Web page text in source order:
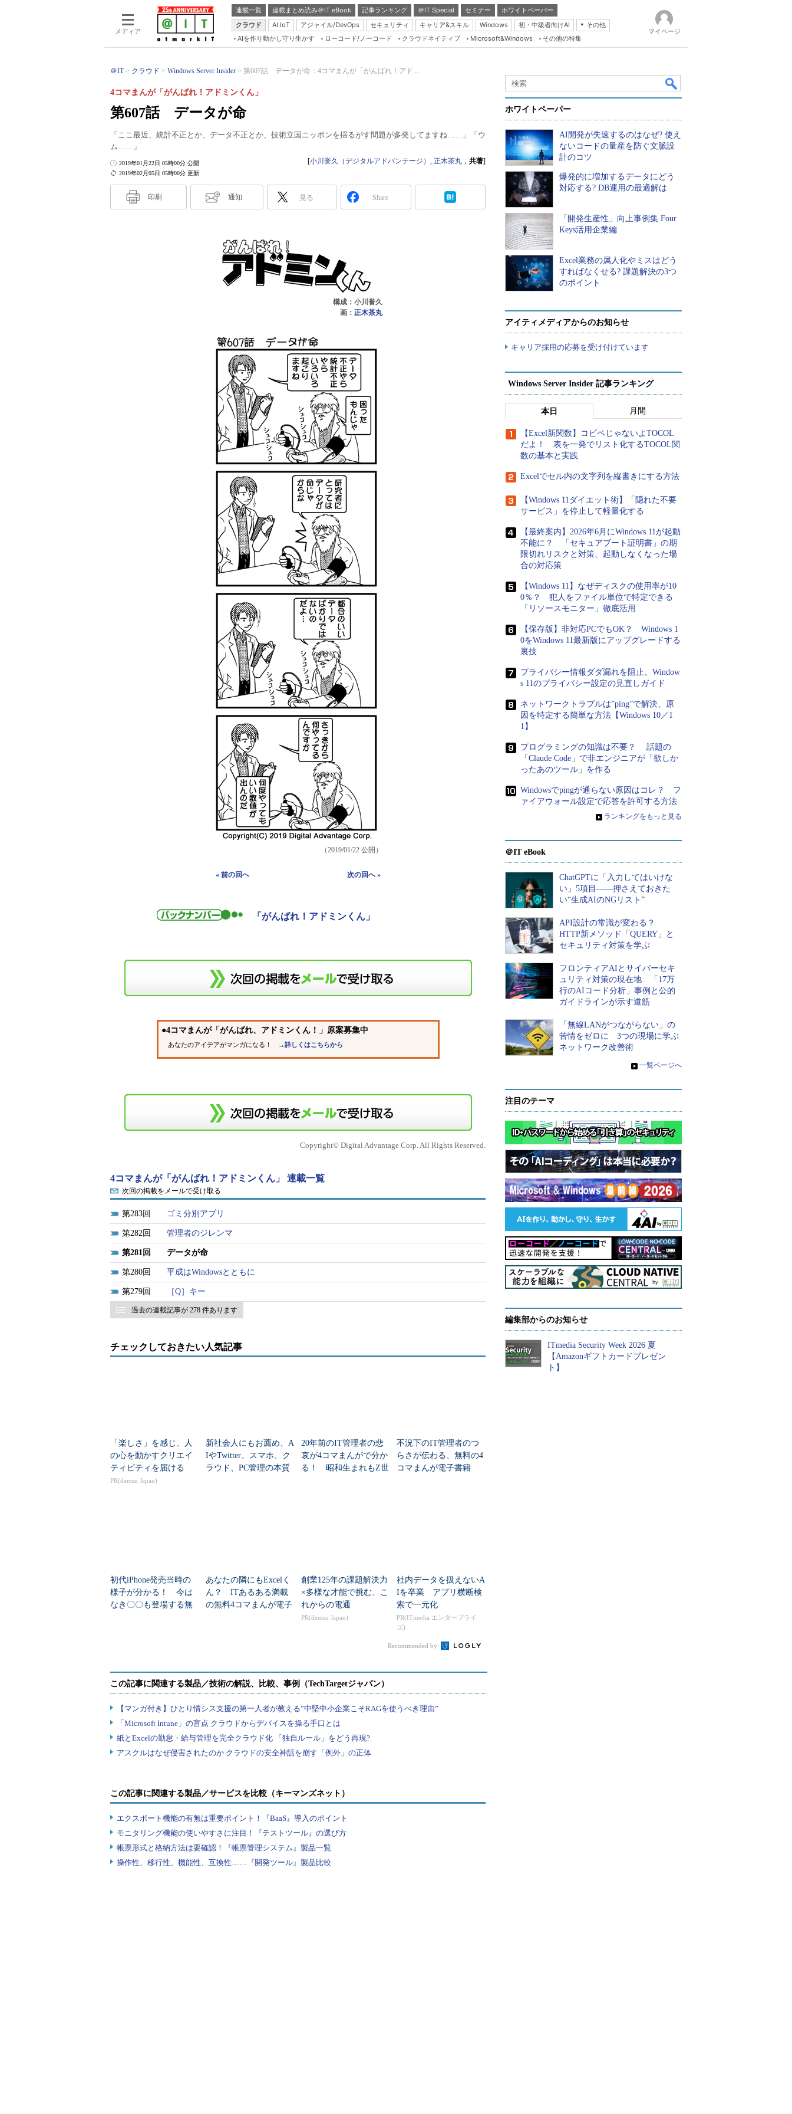
メディア
連載一覧 連載まとめ読み＠IT eBook 記事ランキング ＠IT Special セミナー
ホワイトペーパー
クラウド
AI IoT アジャイル/DevOps セキュリティ キャリア&スキル Windows 初・中級者向けAI
その他
Server & Storage
Database Expert
Linux ＆ OSS
Master of IP Network
Security & Trust
AIを作り動かし守り生かす ローコード/ノーコード クラウドネイティブ Microsoft&Windows その他の特集
マイページ
＠IT クラウド Windows Server Insider 第607話 データが命：4コマまんが「がんばれ！アド...
第607話 データが命
4コマまんが「がんばれ！アドミンくん」
「ここ最近、統計不正とか、データ不正とか、技術立国ニッポンを揺るがす問題が多発してますね……」「ウ
ム……」
2019年02月05日 05時00分 更新
2019年01月22日 05時00分 公開 [小川誉久（デジタルアドバンテージ） , 正木茶丸 ， 共著]
印刷 通知 見る Share
構成：小川誉久
画： 正木茶丸
（2019/01/22 公開）
« 前の回へ 次の回へ »
「がんばれ！アドミンくん」
●4コマまんが「がんばれ、アドミンくん！」原案募集中
あなたのアイデアがマンガになる！ →詳しくはこちらから
Copyright© Digital Advantage Corp. All Rights Reserved.
4コマまんが「がんばれ！アドミンくん」 連載一覧
次回の掲載をメールで受け取る
283 ゴミ分別アプリ
282 管理者のジレンマ
281 データが命
280 平成はWindowsとともに
279 ［Q］キー
過去の連載記事が 278 件あります
チェックしておきたい人気記事
「楽しさ」を感じ、人
の心を動かすクリエイ
ティビティを届ける
PR(dentsu Japan)
新社会人にもお薦め、A
IやTwitter、スマホ、ク
ラウド、PC管理の本質
20年前のIT管理者の悲
哀が4コマまんがで分か
る！ 昭和生まれもZ世
不況下のIT管理者のつ
らさが伝わる、無料の4
コマまんが電子書籍
初代iPhone発売当時の
様子が分かる！ 今は
なき〇〇も登場する無
あなたの隣にもExcelく
ん？ ITあるある満載
の無料4コマまんが電子
創業125年の課題解決力
×多様な才能で挑む、こ
れからの電通
PR(dentsu Japan)
社内データを扱えないA
Iを卒業 アプリ横断検
索で一元化
PR(ITmedia エンタープライ
ズ)
Recommended by
この記事に関連する製品／サービスを比較（キーマンズネット）
エクスポート機能の有無は重要ポイント！『BaaS』導入のポイント
モニタリング機能の使いやすさに注目！『テストツール』の選び方
帳票形式と格納方法は要確認！『帳票管理システム』製品一覧
操作性、移行性、機能性、互換性……『開発ツール』製品比較
ホワイトペーパー
AI開発が失速するのはなぜ? 使え
ないコードの量産を防ぐ文脈設
計のコツ
爆発的に増加するデータにどう
対応する? DB運用の最適解は
「開発生産性」向上事例集 Four
Keys活用企業編
Excel業務の属人化やミスはどう
すればなくせる? 課題解決の3つ
のポイント
アイティメディアからのお知らせ
キャリア採用の応募を受け付けています
Windows Server Insider 記事ランキング
本日 月間
【Excel新関数】コピペじゃないよTOCOL
だよ！ 表を一発でリスト化するTOCOL関
数の基本と実践
Excelでセル内の文字列を縦書きにする方法
【Windows 11ダイエット術】「隠れた不要
サービス」を停止して軽量化する
【最終案内】2026年6月にWindows 11が起動
不能に？ 「セキュアブート証明書」の期
限切れリスクと対策、起動しなくなった場
合の対応策
【Windows 11】なぜディスクの使用率が10
0％？ 犯人をファイル単位で特定できる
「リソースモニター」徹底活用
【保存版】非対応PCでもOK？ Windows 1
0をWindows 11最新版にアップグレードする
裏技
プライバシー情報ダダ漏れを阻止。Window
s 11のプライバシー設定の見直しガイド
ネットワークトラブルは”ping”で解決、原
因を特定する簡単な方法【Windows 10／1
1】
プログラミングの知識は不要？ 話題の
「Claude Code」で非エンジニアが「欲しか
ったあのツール」を作る
Windowsでpingが通らない原因はコレ？ フ
ァイアウォール設定で応答を許可する方法
» ランキングをもっと見る
＠IT eBook
ChatGPTに「入力してはいけな
い」5項目――押さえておきた
い“生成AIのNGリスト”
API設計の常識が変わる？
HTTP新メソッド「QUERY」と
セキュリティ対策を学ぶ
フロンティアAIとサイバーセキ
ュリティ対策の現在地 「17万
行のAIコード分析」事例と公的
ガイドラインが示す道筋
「無線LANがつながらない」の
苦情をゼロに 3つの現場に学ぶ
ネットワーク改善術
» 一覧ページへ
注目のテーマ
編集部からのお知らせ
ITmedia Security Week 2026 夏
【Amazonギフトカードプレゼン
ト】